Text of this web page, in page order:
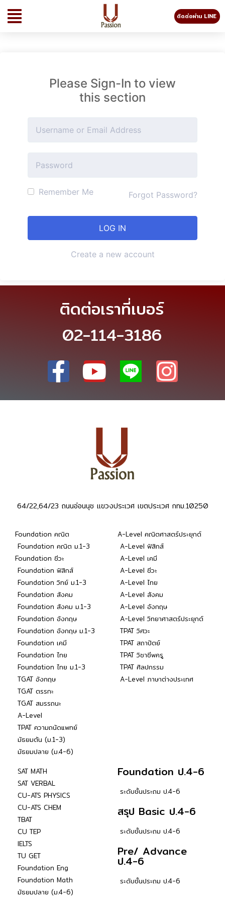
ติดต่อผ่าน LINE
Please Sign-In to view
this section
Remember Me Forgot Password?
Create a new account
ติดต่อเราที่เบอร์
02-114-3186
64/22,64/23 ถนนอ่อนนุช แขวงประเวศ เขตประเวศ กทม.10250
Foundation คณิต
Foundation คณิต ม.1-3
Foundation ชีวะ
Foundation ฟิสิกส์
Foundation วิทย์ ม.1-3
Foundation สังคม
Foundation สังคม ม.1-3
Foundation อังกฤษ
Foundation อังกฤษ ม.1-3
Foundation เคมี
Foundation ไทย
Foundation ไทย ม.1-3
TGAT อังกฤษ
TGAT ตรรกะ
TGAT สมรรถนะ
A-Level
TPAT ความถนัดแพทย์
มัธยมต้น (ม.1-3)
มัธยมปลาย (ม.4-6)
A-Level คณิตศาสตร์ประยุกต์
A-Level ฟิสิกส์
A-Level เคมี
A-Level ชีวะ
A-Level ไทย
A-Level สังคม
A-Level อังกฤษ
A-Level วิทยาศาสตร์ประยุกต์
TPAT วิศวะ
TPAT สถาปัตย์
TPAT วิชาชีพครู
TPAT ศิลปกรรม
A-Level ภาษาต่างประเทศ
SAT MATH
SAT VERBAL
CU-ATS PHYSICS
CU-ATS CHEM
TBAT
CU TEP
IELTS
TU GET
Foundation Eng
Foundation Math
มัธยมปลาย (ม.4-6)
Foundation ป.4-6
ระดับชั้นประถม ป.4-6
สรุป Basic ป.4-6
ระดับชั้นประถม ป.4-6
Pre/ Advance
ป.4-6
ระดับชั้นประถม ป.4-6